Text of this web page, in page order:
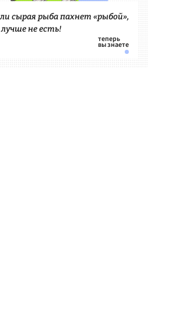
сырая рыба пахнет «рыбой»,
лучше не есть!